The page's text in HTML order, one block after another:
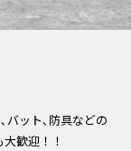
バット､防具などの
歓迎！！